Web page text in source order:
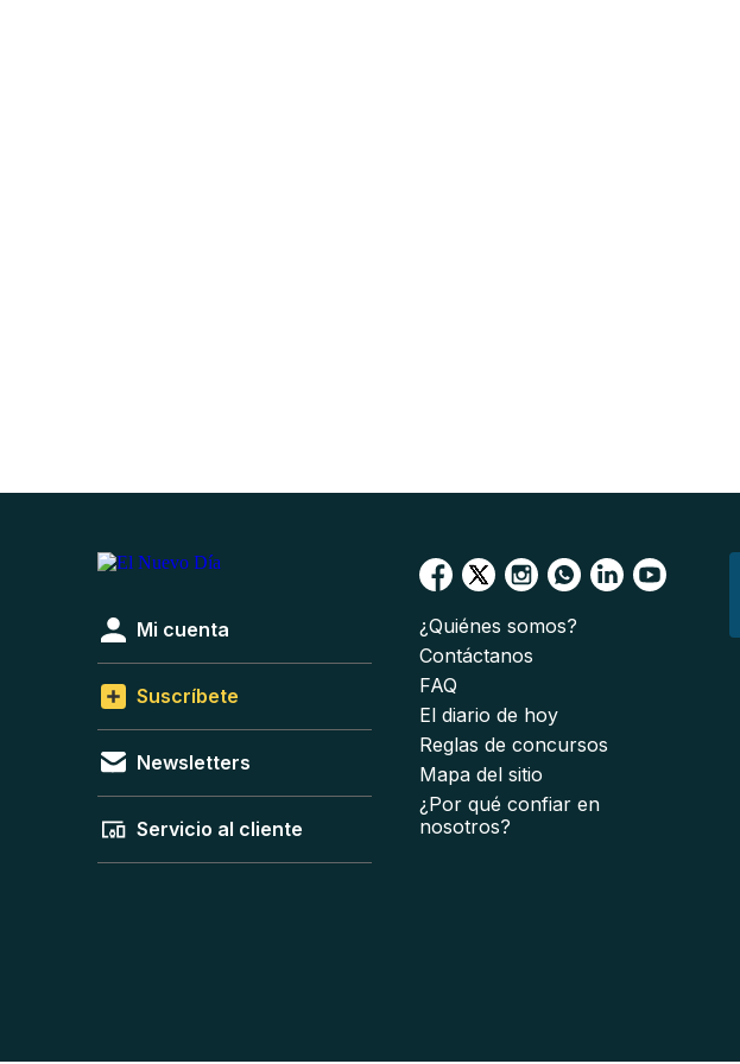
Mi cuenta
Suscríbete
Newsletters
Servicio al cliente
¿Quiénes somos?
Contáctanos
FAQ
El diario de hoy
Reglas de concursos
Mapa del sitio
¿Por qué confiar en
nosotros?